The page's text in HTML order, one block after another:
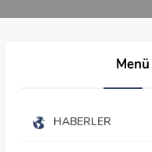
Menü
HABERLER